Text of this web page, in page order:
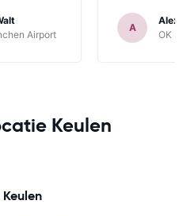
Airport
A
OK
Keulen